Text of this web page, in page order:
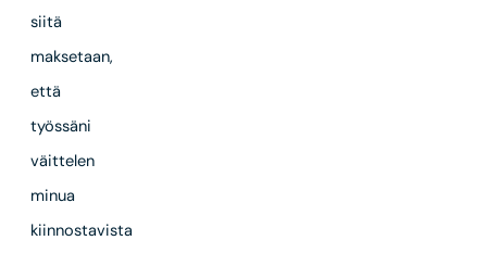
siitä
maksetaan,
että
työssäni
väittelen
minua
kiinnostavista